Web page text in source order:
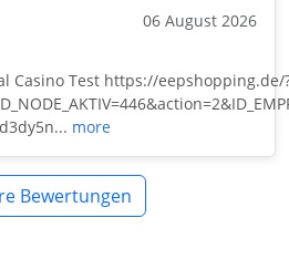
06 August 2026
Casino Test https://eepshopping.de/
more
Bewertungen